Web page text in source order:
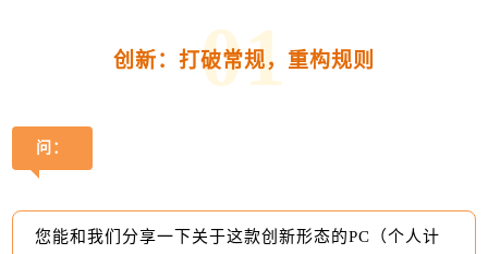
01
创新：打破常规，重构规则
问：
您能和我们分享一下关于这款创新形态的PC（个人计